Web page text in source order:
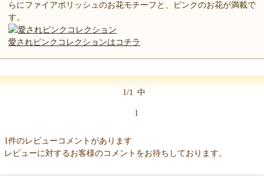
らにファイアポリッシュのお花モチーフと、ピンクのお花が満載で
す。
愛されピンクコレクションはコチラ
1/1 中
1
1件のレビューコメントがあります
レビューに対するお客様のコメントをお待ちしております。